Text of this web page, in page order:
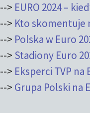
--> EURO 2024 –
--> Kto skomentuje
--> Polska w Euro
--> Stadiony Euro
--> Eksperci TVP
--> Grupa Polski na